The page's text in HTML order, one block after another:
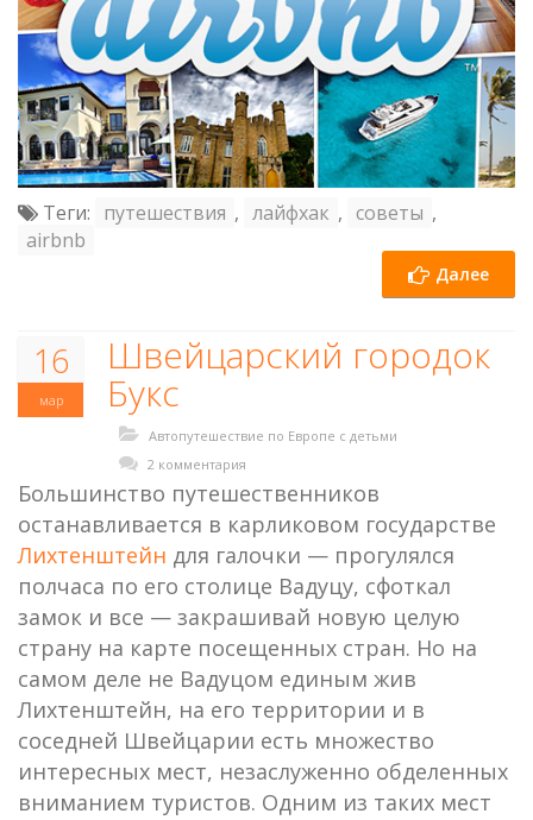
Теги: путешествия , лайфхак , советы ,
airbnb
Далее
16
мар
Швейцарский городок
Букс
Автопутешествие по Европе с детьми
2 комментария
Большинство путешественников
останавливается в карликовом государстве
Лихтенштейн для галочки — прогулялся
полчаса по его столице Вадуцу, сфоткал
замок и все — закрашивай новую целую
страну на карте посещенных стран. Но на
самом деле не Вадуцом единым жив
Лихтенштейн, на его территории и в
соседней Швейцарии есть множество
интересных мест, незаслуженно обделенных
вниманием туристов. Одним из таких мест